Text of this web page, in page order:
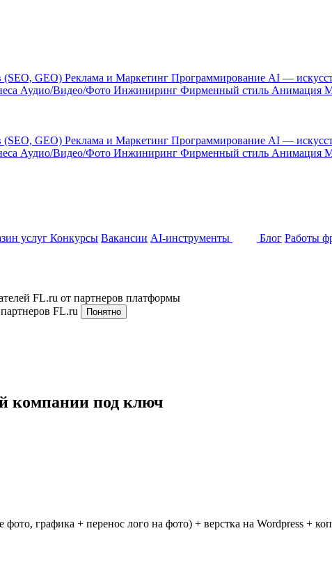
(SEO, GEO) Реклама и Маркетинг Программирование AI —
Аудио/Видео/Фото Инжиниринг Фирменный стиль Анимация
(SEO, GEO) Реклама и Маркетинг Программирование AI —
Аудио/Видео/Фото Инжиниринг Фирменный стиль Анимация
услуг Конкурсы Вакансии AI-инструменты Блог Работы
FL.ru от партнеров платформы
FL.ru
Понятно
компании под ключ
графика + перенос лого на фото) + верстка на Wordpress +